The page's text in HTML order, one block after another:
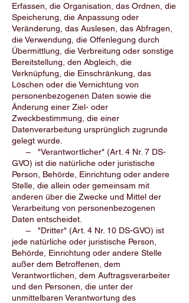
Erfassen, die Organisation, das Ordnen, die
Speicherung, die Anpassung oder
Veränderung, das Auslesen, das Abfragen,
die Verwendung, die Offenlegung durch
Übermittlung, die Verbreitung oder sonstige
Bereitstellung, den Abgleich, die
Verknüpfung, die Einschränkung, das
Löschen oder die Vernichtung von
personenbezogenen Daten sowie die
Änderung einer Ziel- oder
Zweckbestimmung, die einer
Datenverarbeitung ursprünglich zugrunde
gelegt wurde.
– "Verantwortlicher" (Art. 4 Nr. 7 DS-
GVO) ist die natürliche oder juristische
Person, Behörde, Einrichtung oder andere
Stelle, die allein oder gemeinsam mit
anderen über die Zwecke und Mittel der
Verarbeitung von personenbezogenen
Daten entscheidet.
– "Dritter" (Art. 4 Nr. 10 DS-GVO) ist
jede natürliche oder juristische Person,
Behörde, Einrichtung oder andere Stelle
außer dem Betroffenen, dem
Verantwortlichen, dem Auftragsverarbeiter
und den Personen, die unter der
unmittelbaren Verantwortung des